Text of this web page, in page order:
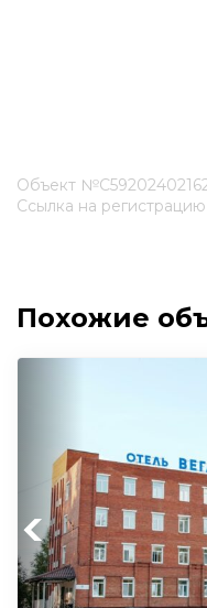
Объект
Ссылка на
Похожие
Previous